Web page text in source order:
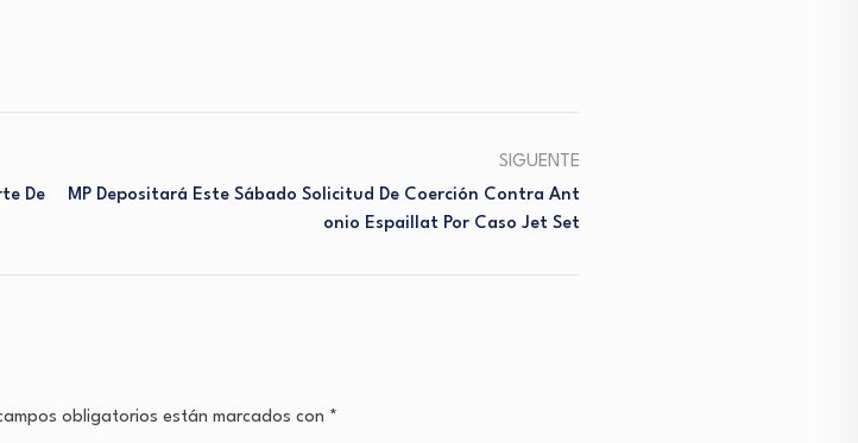
De
SIGUENTE
MP Depositará Este Sábado Solicitud De Coerción Contra Ant
Onio Espaillat Por Caso Jet Set
obligatorios están marcados con *